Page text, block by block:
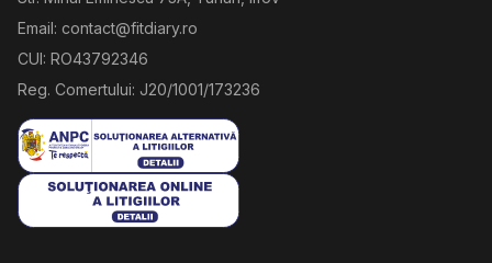
Email: contact@fitdiary.ro
CUI: RO43792346
Reg. Comertului: J20/1001/173236